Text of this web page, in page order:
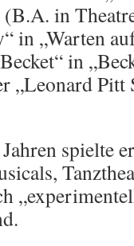
in
in „Warten
in
„Leonard
spielte